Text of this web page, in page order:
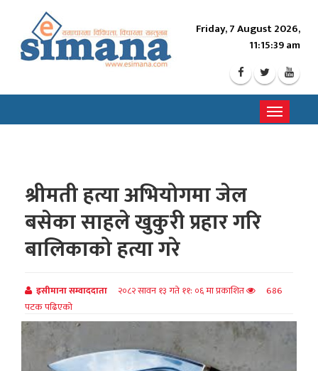
Friday, 7 August 2026,
11:15:41 am
Toggle
श्रीमती हत्या अभियोगमा जेल
बसेका साहले खुकुरी प्रहार गरि
बालिकाको हत्या गरे
इसीमाना सम्वाददाता २०८२ सावन १३ गते ११: ०६ मा प्रकाशित
686
पटक पढिएको